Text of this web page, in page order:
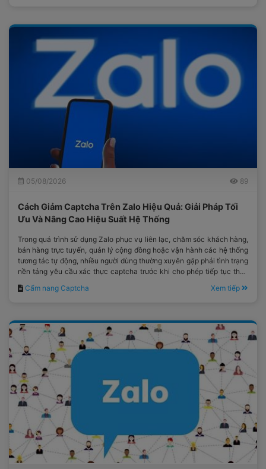
05/08/2026 89
Cách Giảm Captcha Trên Zalo Hiệu Quả: Giải Pháp Tối
Ưu Và Nâng Cao Hiệu Suất Hệ Thống
Trong quá trình sử dụng Zalo phục vụ liên lạc, chăm sóc khách hàng,
bán hàng trực tuyến, quản lý cộng đồng hoặc vận hành các hệ thống
tương tác tự động, nhiều người dùng thường xuyên gặp phải tình trạng
nền tảng yêu cầu xác thực captcha trước khi cho phép tiếp tục thực
hiện thao tác.
Cẩm nang Captcha Xem tiếp